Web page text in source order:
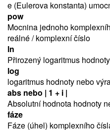
e (Eulerova konstanta)
pow
Mocnina jednoho
reálné / komplexní číslo
ln
Přirozený logaritmus
log
logaritmus hodnoty nebo
abs nebo | 1 + i |
Absolutní hodnota hodnoty
fáze
Fáze (úhel) komplexního